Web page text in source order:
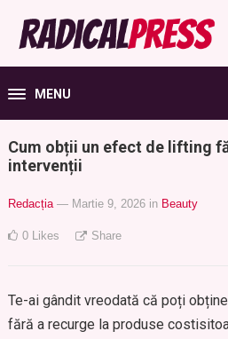
MENU
Cum obții un efect de lifting
intervenții
Redacția — Martie 9, 2026 in Beauty
0 Likes Share
Te-ai gândit vreodată că poți
fără a recurge la produse